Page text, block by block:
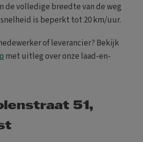
de volledige breedte van de weg
is beperkt tot 20 km/uur.
of leverancier? Bekijk
met uitleg over onze laad-en-
51,